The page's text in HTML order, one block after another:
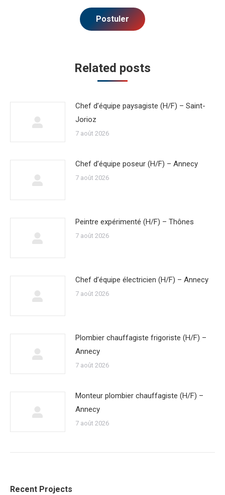
Related posts
Chef d’équipe paysagiste (H/F) – Saint-
Jorioz
7 août 2026
Chef d’équipe poseur (H/F) – Annecy
7 août 2026
Peintre expérimenté (H/F) – Thônes
7 août 2026
Chef d’équipe électricien (H/F) – Annecy
7 août 2026
Plombier chauffagiste frigoriste (H/F) –
Annecy
7 août 2026
Monteur plombier chauffagiste (H/F) –
Annecy
7 août 2026
Recent Projects